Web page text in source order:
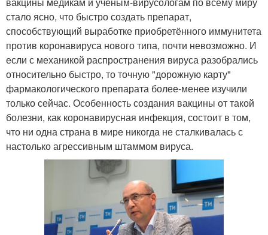
стало ясно, что быстро создать препарат,
способствующий выработке приобретённого иммунитета
против коронавируса нового типа, почти невозможно. И
если с механикой распространения вируса разобрались
относительно быстро, то точную "дорожную карту"
фармакологического препарата более-менее изучили
только сейчас. Особенность создания вакцины от такой
болезни, как коронавирусная инфекция, состоит в том,
что ни одна страна в мире никогда не сталкивалась с
настолько агрессивным штаммом вируса.